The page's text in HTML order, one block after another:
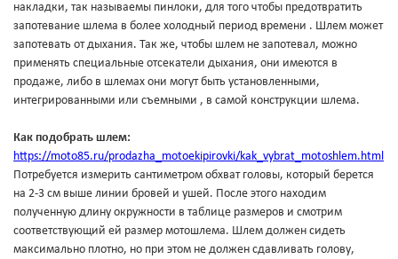
накладки, так называемы пинлоки, для того чтобы предотвратить
запотевание шлема в более холодный период времени . Шлем может
запотевать от дыхания. Так же, чтобы шлем не запотевал, можно
применять специальные отсекатели дыхания, они имеются в
продаже, либо в шлемах они могут быть установленными,
интегрированными или съемными , в самой конструкции шлема.
Как подобрать шлем:
https://moto85.ru/prodazha_motoekipirovki/kak_vybrat_motoshlem.html
Потребуется измерить сантиметром обхват головы, который берется
на 2-3 см выше линии бровей и ушей. После этого находим
полученную длину окружности в таблице размеров и смотрим
соответствующий ей размер мотошлема. Шлем должен сидеть
максимально плотно, но при этом не должен сдавливать голову,